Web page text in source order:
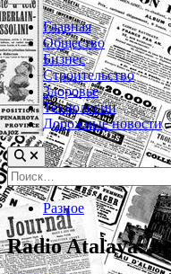
Menu
Главная
Общество
Бизнес
Строительство
Здоровье
Технологии
Дорожные новости
Найти:
Posted
in
Разное
Radio Atalaya: